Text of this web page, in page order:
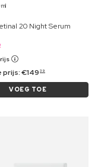
20 Night Serum
prijs:€149 39
VOEG TOE